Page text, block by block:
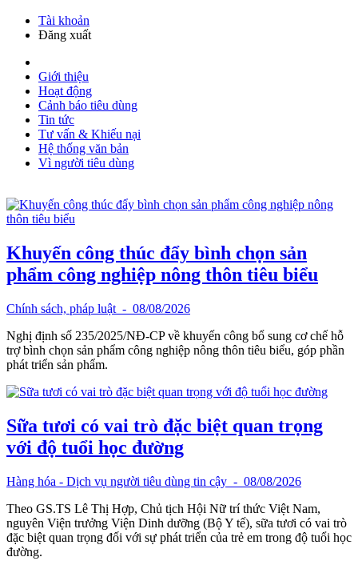
Tài khoản
Đăng xuất
Giới thiệu
Hoạt động
Cảnh báo tiêu dùng
Tin tức
Tư vấn & Khiếu nại
Hệ thống văn bản
Vì người tiêu dùng
Khuyến công thúc đẩy bình chọn sản
phẩm công nghiệp nông thôn tiêu biểu
Chính sách, pháp luật - 08/08/2026
Nghị định số 235/2025/NĐ-CP về khuyến công bổ sung cơ chế hỗ
trợ bình chọn sản phẩm công nghiệp nông thôn tiêu biểu, góp phần
phát triển sản phẩm.
Sữa tươi có vai trò đặc biệt quan trọng
với độ tuổi học đường
Hàng hóa - Dịch vụ người tiêu dùng tin cậy - 08/08/2026
Theo GS.TS Lê Thị Hợp, Chủ tịch Hội Nữ trí thức Việt Nam,
nguyên Viện trưởng Viện Dinh dưỡng (Bộ Y tế), sữa tươi có vai trò
đặc biệt quan trọng đối với sự phát triển của trẻ em trong độ tuổi học
đường.